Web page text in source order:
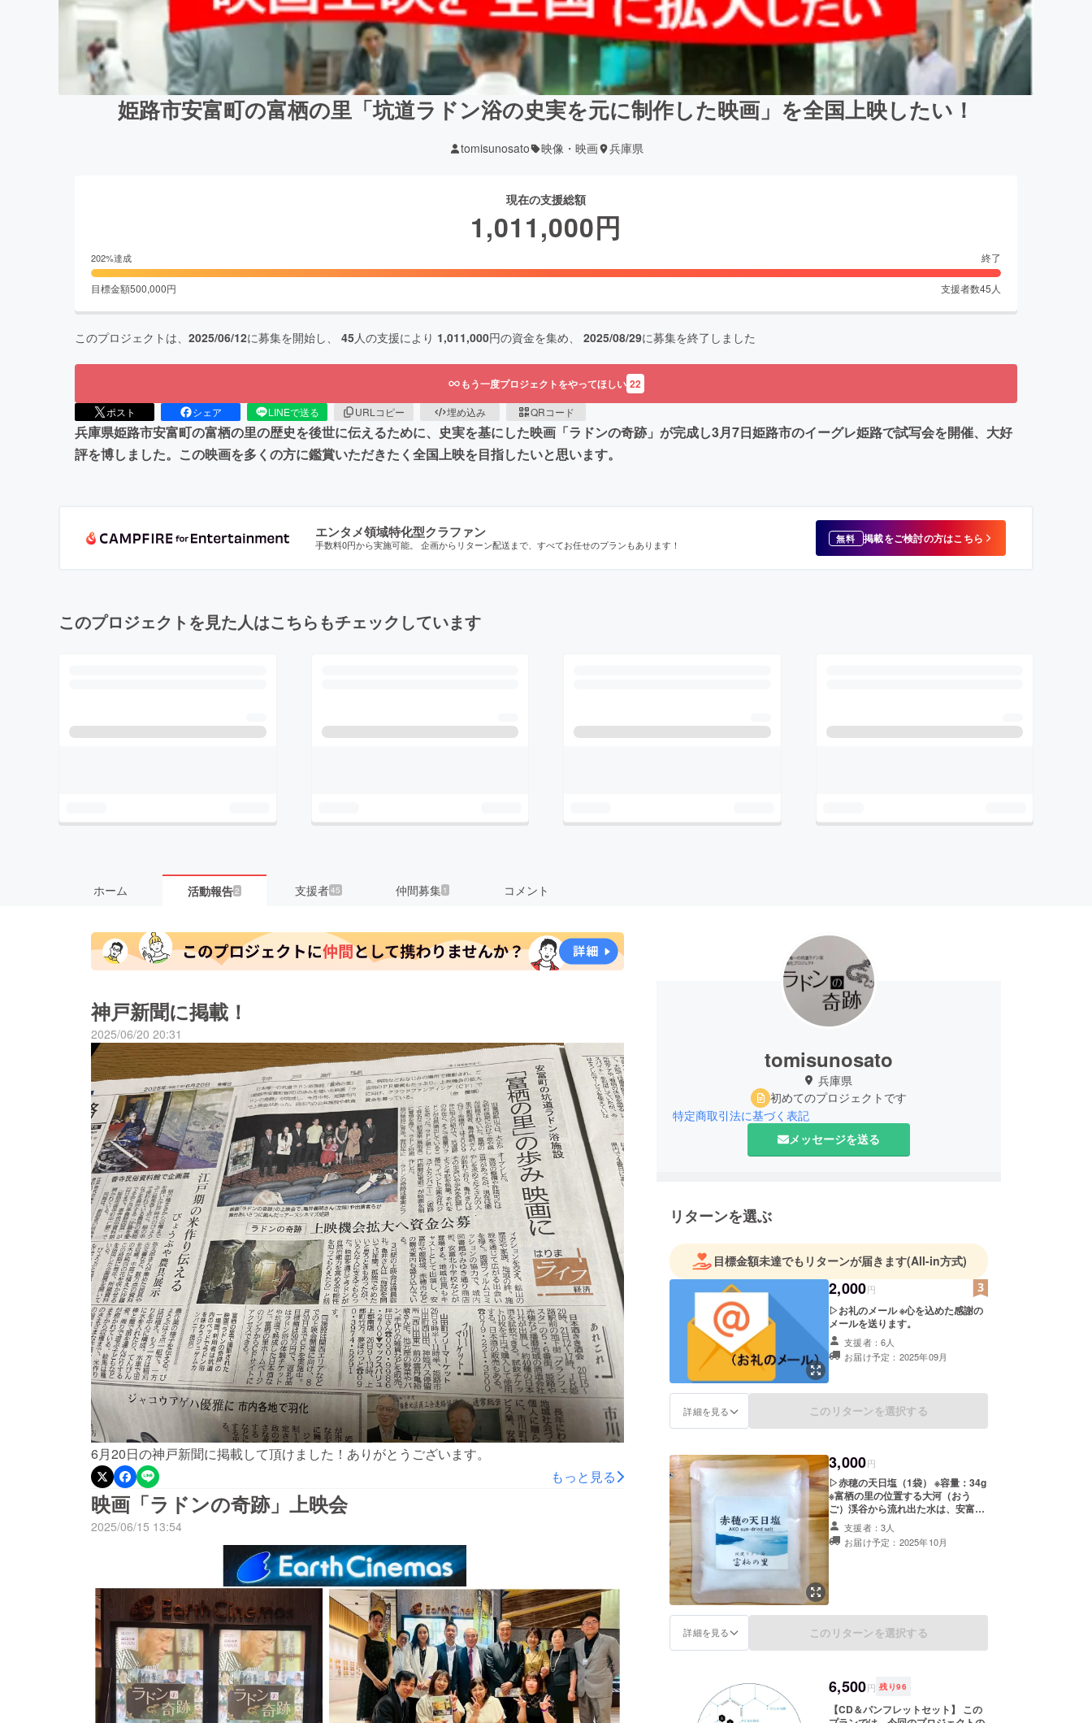
姫路市安富町の富栖の里「坑道ラドン浴の史実を元に制作した映画」を全国上映したい！
tomisunosato 映像・映画 兵庫県
現在の支援総額
1,011,000円
202%達成 終了
目標金額500,000円 支援者数45 人
このプロジェクトは、 2025/06/12に募集を開始し、 45人の支援により 1,011,000円の資金を集め、 2025/08/29に募集を終了しました
もう一度プロジェクトをやってほしい 22
ポスト シェア LINEで送る URLコピー 埋め込み QRコード
兵庫県姫路市安富町の富栖の里の歴史を後世に伝えるために、史実を基にした映画「ラドンの奇跡」が完成し3月7日姫路市のイーグレ姫路で試写会を開催、大好
評を博しました。この映画を多くの方に鑑賞いただきたく全国上映を目指したいと思います。
エンタメ領域特化型クラファン
手数料0円から実施可能。 企画からリターン配送まで、すべてお任せのプランもあります！ 無料 掲載をご検討の方はこちら
このプロジェクトを見た人はこちらもチェックしています
ホーム 活動報告2 支援者45 仲間募集 1 コメント
神戸新聞に掲載！
2025/06/20 20:31
6月20日の神戸新聞に掲載して頂けました！ありがとうございます。
もっと見る
映画「ラドンの奇跡」上映会
2025/06/15 13:54
tomisunosato
兵庫県
初めてのプロジェクトです
特定商取引法に基づく表記
メッセージを送る
リターンを選ぶ
目標金額未達でもリターンが届きます(All-in方式)
2,000円
▷お礼のメール ※心を込めた感謝の
メールを送ります。
支援者：6人
お届け予定：2025年09月
詳細を見る このリターンを選択する
3,000円
▷赤穂の天日塩（1袋） ※容量：34g
※富栖の里の位置する大河（おう
ご）渓谷から流れ出た水は、安富ダ
ム（富栖湖）～林田川～揖保川～瀬
戸内海へ流れ込みます。瀬戸内海に
面した播州赤穂の塩業メーカー（赤
ms/89504079 ▷お礼のメール
支援者：3人
お届け予定：2025年10月
詳細を見る このリターンを選択する
6,500円 残り96
【CD＆パンフレットセット】 この